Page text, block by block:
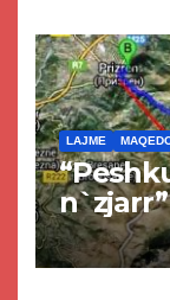
LAJME